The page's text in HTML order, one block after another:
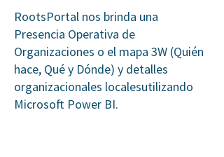
RootsPortal nos brinda una
Presencia Operativa de
Organizaciones o el mapa 3W (Quién
hace, Qué y Dónde) y detalles
organizacionales localesutilizando
Microsoft Power BI.